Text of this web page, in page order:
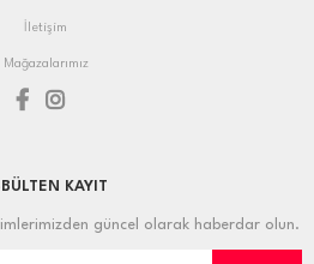
İletişim
Mağazalarımız
KAYIT
güncel olarak haberdar olun.